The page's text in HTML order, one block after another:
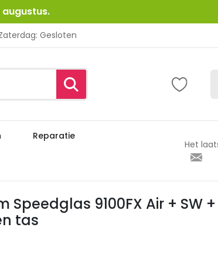
Gesloten
Reparatie
Het
Air + SW + V-filter, slang en tas
Speedglas 9100FX Air + SW
tas